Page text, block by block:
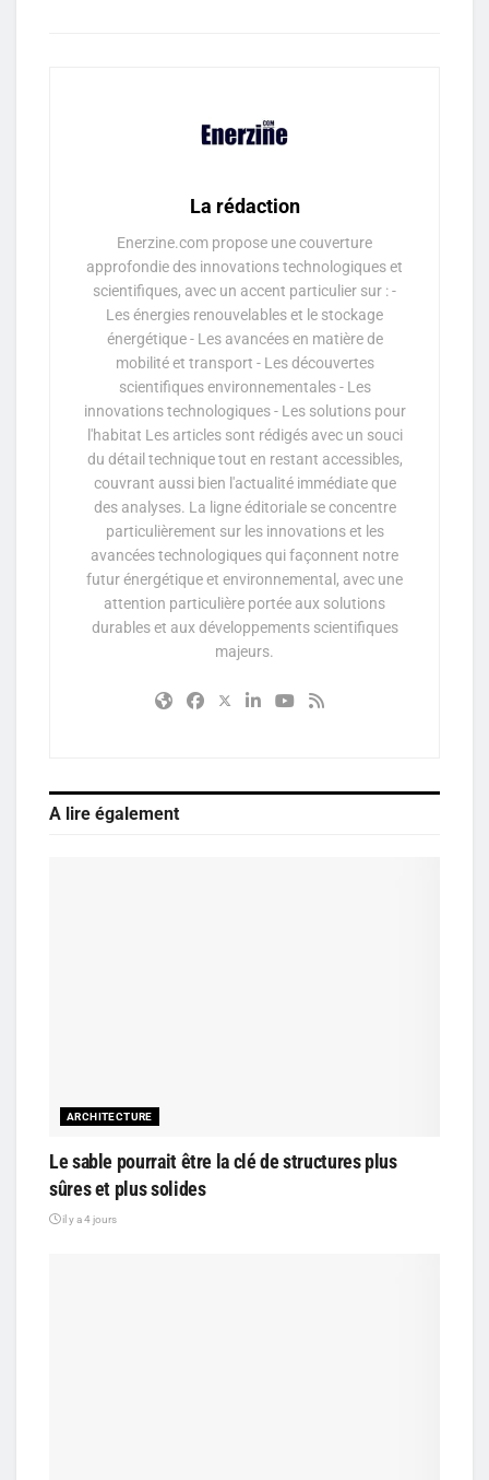
La rédaction
Enerzine.com propose une couverture
approfondie des innovations technologiques et
scientifiques, avec un accent particulier sur : -
Les énergies renouvelables et le stockage
énergétique - Les avancées en matière de
mobilité et transport - Les découvertes
scientifiques environnementales - Les
innovations technologiques - Les solutions pour
l'habitat Les articles sont rédigés avec un souci
du détail technique tout en restant accessibles,
couvrant aussi bien l'actualité immédiate que
des analyses. La ligne éditoriale se concentre
particulièrement sur les innovations et les
avancées technologiques qui façonnent notre
futur énergétique et environnemental, avec une
attention particulière portée aux solutions
durables et aux développements scientifiques
majeurs.
A lire également
ARCHITECTURE
Le sable pourrait être la clé de structures plus
sûres et plus solides
il y a 4 jours